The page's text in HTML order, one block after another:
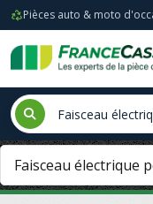
Pièces auto & moto